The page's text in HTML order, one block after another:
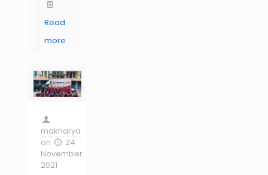
Read
more
makharya
on
24
November
2021